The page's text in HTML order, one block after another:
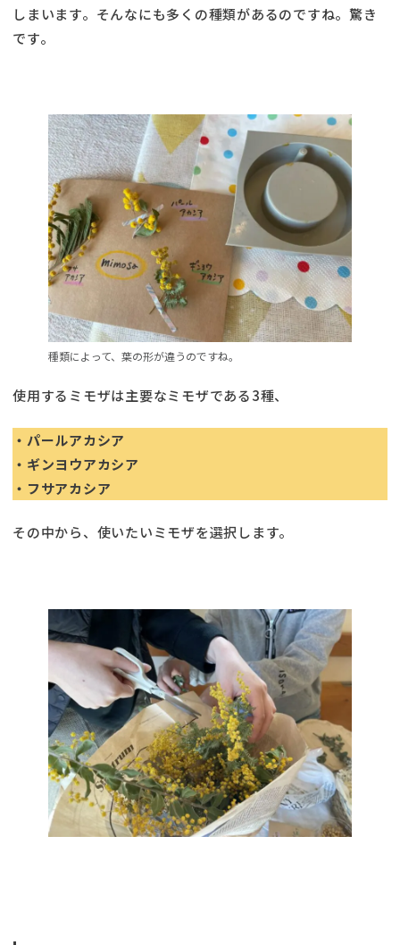
しまいます。そんなにも多くの種類があるのですね。驚き
です。
種類によって、葉の形が違うのですね。
使用するミモザは主要なミモザである3種、
・パールアカシア
・ギンヨウアカシア
・フサアカシア
その中から、使いたいミモザを選択します。